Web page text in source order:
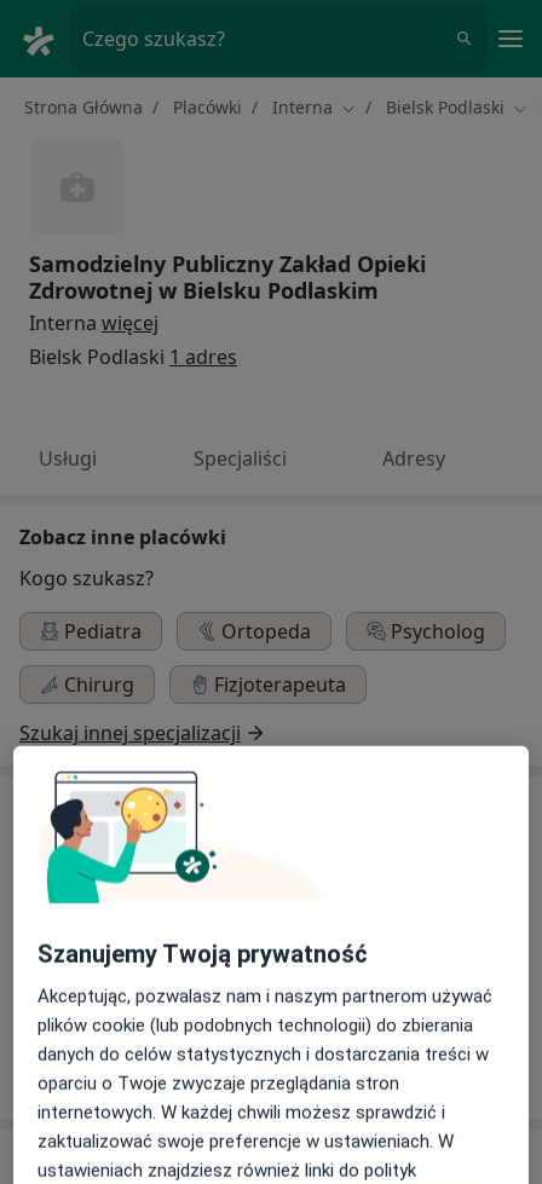
Czego szukasz?
Strona Główna Placówki Interna Zmień miasto
Bielsk Podlaski
Samodzielny Publiczny Zakład Opieki
Zdrowotnej w Bielsku Podlaskim
Interna więcej
Bielsk Podlaski 1 adres
Usługi Specjaliści Adresy
Zobacz inne placówki
Kogo szukasz?
Pediatra
Ortopeda
Psycholog
Chirurg
Fizjoterapeuta
Szukaj innej specjalizacji
Usługi
Diabetologia
Konsultacja diabetologiczna
W jaki sposób ustalane są ceny?
Specjaliści
Szanujemy Twoją prywatność
Akceptując, pozwalasz nam i naszym partnerom używać
plików cookie (lub podobnych technologii) do zbierania
danych do celów statystycznych i dostarczania treści w
oparciu o Twoje zwyczaje przeglądania stron
internetowych. W każdej chwili możesz sprawdzić i
zaktualizować swoje preferencje w ustawieniach. W
ustawieniach znajdziesz również linki do polityk